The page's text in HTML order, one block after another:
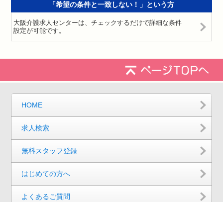
「希望の条件と一致しない！」という方
大阪介護求人センターは、チェックするだけで詳細な条件
設定が可能です。
HOME
求人検索
無料スタッフ登録
はじめての方へ
よくあるご質問